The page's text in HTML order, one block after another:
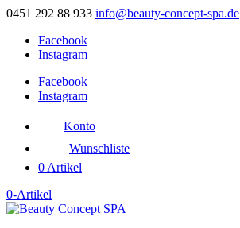
0451 292 88 933 info@beauty-concept-spa.de
Facebook
Instagram
Facebook
Instagram
Konto
Wunschliste
0 Artikel
0-Artikel